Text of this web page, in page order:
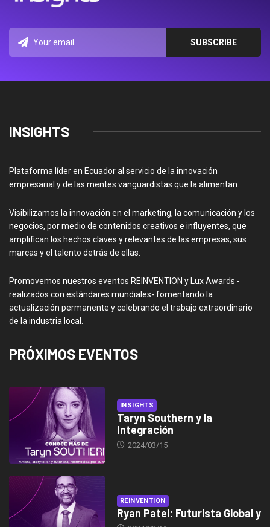
INSIGHTS
Plataforma líder en Ecuador al servicio de la innovación
empresarial y de las mentes vanguardistas que la alimentan.
Visibilizamos la innovación en el marketing, la comunicación y los
negocios, por medio de contenidos creativos e influyentes, que
amplifican los hechos claves y relevantes de las empresas, sus
marcas y el talento detrás de ellas.
Promovemos nuestros eventos REINVENTION y Lux Awards -
realizados con estándares mundiales- fomentando la
actualización permanente y celebrando el trabajo extraordinario
de la industria local.
PRÓXIMOS EVENTOS
INSIGHTS
Taryn Southern y la
Integración
2024/03/15
REINVENTION
Ryan Patel: Futurista Global y